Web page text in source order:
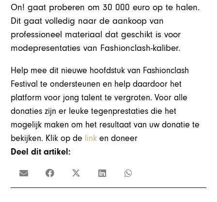
On! gaat proberen om 30 000 euro op te halen.
Dit gaat volledig naar de aankoop van
professioneel materiaal dat geschikt is voor
modepresentaties van Fashionclash-kaliber.
Help mee dit nieuwe hoofdstuk van Fashionclash
Festival te ondersteunen en help daardoor het
platform voor jong talent te vergroten. Voor alle
donaties zijn er leuke tegenprestaties die het
mogelijk maken om het resultaat van uw donatie te
bekijken. Klik op de link en doneer
Deel dit artikel: